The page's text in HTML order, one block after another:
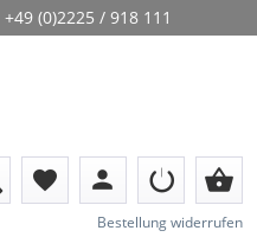
+49 (0)2225 / 918 111
favorite person shopping_basket
Bestellung widerrufen